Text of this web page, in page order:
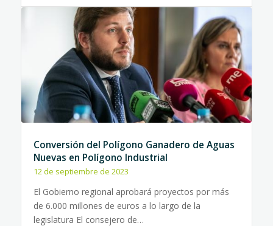
Conversión del Polígono Ganadero de Aguas
Nuevas en Polígono Industrial
12 de septiembre de 2023
El Gobierno regional aprobará proyectos por más
de 6.000 millones de euros a lo largo de la
legislatura El consejero de…